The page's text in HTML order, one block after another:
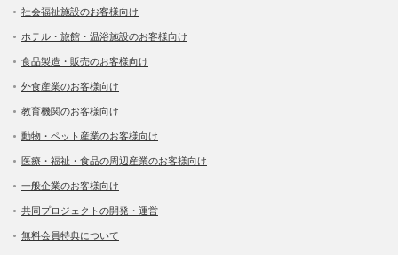
社会福祉施設のお客様向け
ホテル・旅館・温浴施設のお客様向け
食品製造・販売のお客様向け
外食産業のお客様向け
教育機関のお客様向け
動物・ペット産業のお客様向け
医療・福祉・食品の周辺産業のお客様向け
一般企業のお客様向け
共同プロジェクトの開発・運営
無料会員特典について